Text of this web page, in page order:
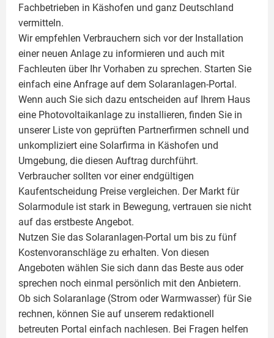
Fachbetrieben in Käshofen und ganz Deutschland
vermitteln.
Wir empfehlen Verbrauchern sich vor der Installation
einer neuen Anlage zu informieren und auch mit
Fachleuten über Ihr Vorhaben zu sprechen. Starten Sie
einfach eine Anfrage auf dem Solaranlagen-Portal.
Wenn auch Sie sich dazu entscheiden auf Ihrem Haus
eine Photovoltaikanlage zu installieren, finden Sie in
unserer Liste von geprüften Partnerfirmen schnell und
unkompliziert eine Solarfirma in Käshofen und
Umgebung, die diesen Auftrag durchführt.
Verbraucher sollten vor einer endgültigen
Kaufentscheidung Preise vergleichen. Der Markt für
Solarmodule ist stark in Bewegung, vertrauen sie nicht
auf das erstbeste Angebot.
Nutzen Sie das Solaranlagen-Portal um bis zu fünf
Kostenvoranschläge zu erhalten. Von diesen
Angeboten wählen Sie sich dann das Beste aus oder
sprechen noch einmal persönlich mit den Anbietern.
Ob sich Solaranlage (Strom oder Warmwasser) für Sie
rechnen, können Sie auf unserem redaktionell
betreuten Portal einfach nachlesen. Bei Fragen helfen